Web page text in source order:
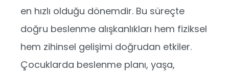
en hızlı olduğu dönemdir. Bu süreçte
doğru beslenme alışkanlıkları hem fiziksel
hem zihinsel gelişimi doğrudan etkiler.
Çocuklarda beslenme planı, yaşa,